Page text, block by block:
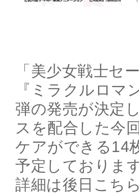
「美少女戦士セ
『ミラクルロマ
弾の発売が決定
スを配合した今
ケアができる14
予定しております
詳細は後日こち